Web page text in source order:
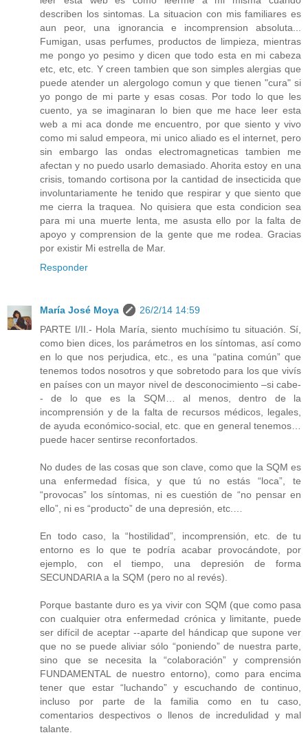
describen los sintomas. La situacion con mis familiares es
aun peor, una ignorancia e incomprension absoluta...
Fumigan, usas perfumes, productos de limpieza, mientras
me pongo yo pesimo y dicen que todo esta en mi cabeza
etc, etc, etc. Y creen tambien que son simples alergias que
puede atender un alergologo comun y que tienen "cura" si
yo pongo de mi parte y esas cosas. Por todo lo que les
cuento, ya se imaginaran lo bien que me hace leer esta
web a mi aca donde me encuentro, por que siento y vivo
como mi salud empeora, mi unico aliado es el internet, pero
sin embargo las ondas electromagneticas tambien me
afectan y no puedo usarlo demasiado. Ahorita estoy en una
crisis, tomando cortisona por la cantidad de insecticida que
involuntariamente he tenido que respirar y que siento que
me cierra la traquea. No quisiera que esta condicion sea
para mi una muerte lenta, me asusta ello por la falta de
apoyo y comprension de la gente que me rodea. Gracias
por existir Mi estrella de Mar.
Responder
María José Moya
26/2/14 14:59
PARTE I/II.- Hola María, siento muchísimo tu situación. Sí,
como bien dices, los parámetros en los síntomas, así como
en lo que nos perjudica, etc., es una “patina común” que
tenemos todos nosotros y que sobretodo para los que vivís
en países con un mayor nivel de desconocimiento –si cabe-
- de lo que es la SQM… al menos, dentro de la
incomprensión y de la falta de recursos médicos, legales,
de ayuda económico-social, etc. que en general tenemos…
puede hacer sentirse reconfortados.
No dudes de las cosas que son clave, como que la SQM es
una enfermedad física, y que tú no estás “loca”, te
“provocas” los síntomas, ni es cuestión de “no pensar en
ello”, ni es “producto” de una depresión, etc.…
En todo caso, la “hostilidad”, incomprensión, etc. de tu
entorno es lo que te podría acabar provocándote, por
ejemplo, con el tiempo, una depresión de forma
SECUNDARIA a la SQM (pero no al revés).
Porque bastante duro es ya vivir con SQM (que como pasa
con cualquier otra enfermedad crónica y limitante, puede
ser difícil de aceptar --aparte del hándicap que supone ver
que no se puede aliviar sólo “poniendo” de nuestra parte,
sino que se necesita la “colaboración” y comprensión
FUNDAMENTAL de nuestro entorno), como para encima
tener que estar “luchando” y escuchando de continuo,
incluso por parte de la familia como en tu caso,
comentarios despectivos o llenos de incredulidad y mal
talante.